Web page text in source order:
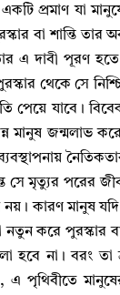
প্রমাণ যা
বা শান্তি তার
এ দাবী পূরণ হতে
থেকে সে
পেয়ে যাবে।
মানুষ জন্মলাভ
সে মৃত্যুর পরের
নয় । কারণ মানুষ
করে পুরস্কার বা
হবে না । বরং তা
,এ পৃথিবীতে